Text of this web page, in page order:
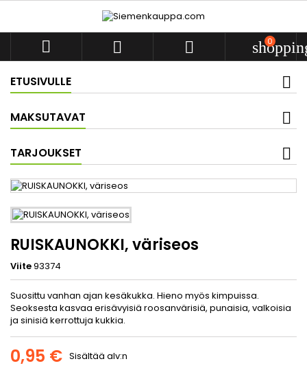
   0
ETUSIVULLE
MAKSUTAVAT
TARJOUKSET
RUISKAUNOKKI, väriseos
Viite93374
Suosittu vanhan ajan kesäkukka. Hieno myös kimpuissa.
Seoksesta kasvaa erisävyisiä roosanvärisiä, punaisia, valkoisia
ja sinisiä kerrottuja kukkia.
0,95 € Sisältää alv:n